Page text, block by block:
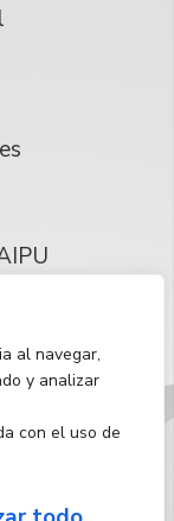
al navegar,
y analizar
con el uso de